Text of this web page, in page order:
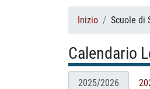
Inizio Scuole di
Calendario
2025/2026